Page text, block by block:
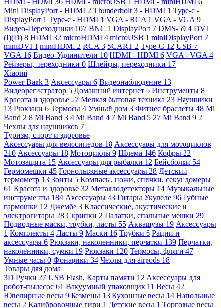
Mini DisplayPort - HDMI 2 Thunderbolt 3 - HDMI 1 Type-c -
DisplayPort 1 Type-c - HDMI 1 VGA - RCA 1 VGA - VGA 9
Видео-Переходники 107 BNC 1 DisplayPort 7 DMS-59 4 DVI
(I)(D) 8 HDMI 32 microHDMI 4 microUSB 1 miniDisplayPort 7
miniDVI 1 miniHDMI 2 RCA 3 SCART 2 Type-C 12 USB 7
VGA 16 Видео-Удлинители 10 HDMI - HDMI 6 VGA - VGA 4
Рейзеры, переходники 0 Шлейфы, переходники 17
Xiaomi
Power Bank 3 Аксессуары 6 Видеонаблюдение 13
Видеорегистратор 5 Домашний интернет 6 Инструменты 8
Красота и здоровье 27 Мелкая бытовая техника 23 Наушники
13 Рюкзаки 6 Термосы 4 Умный дом 3 Фитнес браслеты 48 Mi
Band 2 8 Mi Band 3 4 Mi Band 4 7 Mi Band 5 27 Mi Band 9 2
Чехлы для наушников 7
Туризм, спорт и здоровье
Аксессуары для велосипедов 18 Аксессуары для мотоциклов
210 Аксессуары 18 Мотоциклы 9 Шлема 146 Кофры 22
Мотозащита 15 Аксессуары для рыбалки 12 Бейсболки 54
Гермомешки 45 Горнолыжные аксессуары 28 Детский
термометр 13 Зонты 5 Компасы, ножи, спички, секундомеры
61 Красота и здоровье 32 Металлодетекторы 14 Музыкальные
инструменты 184 Аксессуары 43 Гитары Укулеле 96 Губные
гармошки 12 Джембе 3 Классические, акустические и
электрогитары 28 Скрипки 2 Палатки, спальные мешки 29
Подводные маски, трубки, ласты 55 Аквашузы 19 Аксессуары
1 Комплекты 4 Ласты 9 Маски 16 Трубки 6 Рации и
аксессуары 6 Рюкзаки, наколенники, перчатки 139 Перчатки,
наколенники, сумки 19 Рюкзаки 120 Термосы, фляги 47
Умные часы 0 Фонарики 34 Чехлы для airpods 18
Товары для дома
3D Ручки 27 USB Flash, Карты памяти 12 Аксессуары для
робот-пылесос 61 Вакуумный упаковщик 11 Весы 42
Ювелирные весы 9 Безмены 13 Кухонные весы 14 Напольные
весы 2 Калибровочные гири 1 Детские весы 1 Торговые весы